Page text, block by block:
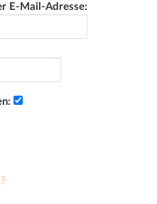
E-Mail-Adresse: